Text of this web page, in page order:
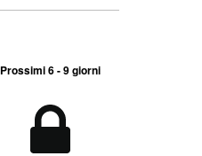
Prossimi 6 - 9 giorni